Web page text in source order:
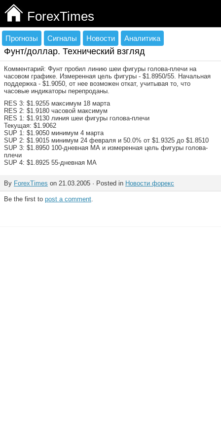
ForexTimes
Прогнозы Сигналы Новости Аналитика
Фунт/доллар. Технический взгляд
Комментарий: Фунт пробил линию шеи фигуры голова-плечи на
часовом графике. Измеренная цель фигуры - $1.8950/55. Начальная
поддержка - $1.9050, от нее возможен откат, учитывая то, что
часовые индикаторы перепроданы.
RES 3: $1.9255 максимум 18 марта
RES 2: $1.9180 часовой максимум
RES 1: $1.9130 линия шеи фигуры голова-плечи
Текущая: $1.9062
SUP 1: $1.9050 минимум 4 марта
SUP 2: $1.9015 минимум 24 февраля и 50.0% от $1.9325 до $1.8510
SUP 3: $1.8950 100-дневная МА и измеренная цель фигуры голова-
плечи
SUP 4: $1.8925 55-дневная МА
By ForexTimes on 21.03.2005 · Posted in Новости форекс
Be the first to post a comment.